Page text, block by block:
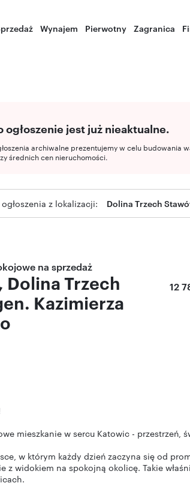
Wynajem Pierwotny Zagranica
ogłoszenie jest już nieaktualne.
archiwalne prezentujemy w celu budowania
średnich cen nieruchomości.
z lokalizacji: Dolina Trzech
na sprzedaż
Dolina Trzech
Kazimierza
12
mieszkanie w sercu Katowic - przestrzeń,
w którym każdy dzień zaczyna się od
z widokiem na spokojną okolicę. Takie